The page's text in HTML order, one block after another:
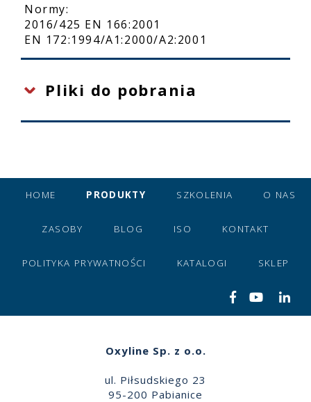
Normy:
2016/425 EN 166:2001
EN 172:1994/A1:2000/A2:2001
Pliki do pobrania
HOME PRODUKTY SZKOLENIA O NAS
ZASOBY BLOG ISO KONTAKT
POLITYKA PRYWATNOŚCI KATALOGI SKLEP
Oxyline Sp. z o.o.
ul. Piłsudskiego 23
95-200 Pabianice